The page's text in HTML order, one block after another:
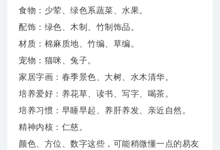
食物：少荤、绿色系蔬菜、水果。
配饰：绿色、木制、竹制饰品。
材质：棉麻质地、竹编、草编。
宠物：猫咪、兔子。
家居字画：春季景色、大树、水木清华。
培养爱好：养花草、读书、写字、喝茶。
培养习惯：早睡早起、养肝养发、亲近自然。
精神内核：仁慈。
颜色、方位、数字这些，可能稍微懂一点的易友